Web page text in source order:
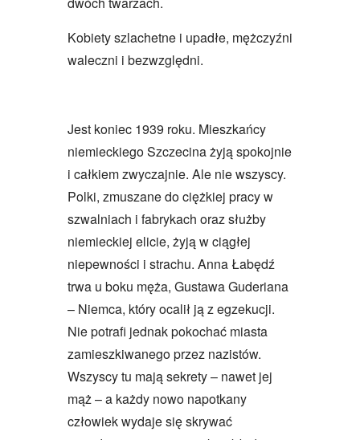
Kobiety szlachetne i upadłe, mężczyźni
waleczni i bezwzględni.
Jest koniec 1939 roku. Mieszkańcy
niemieckiego Szczecina żyją spokojnie
i całkiem zwyczajnie. Ale nie wszyscy.
Polki, zmuszane do ciężkiej pracy w
szwalniach i fabrykach oraz służby
niemieckiej elicie, żyją w ciągłej
niepewności i strachu. Anna Łabędź
trwa u boku męża, Gustawa Guderiana
– Niemca, który ocalił ją z egzekucji.
Nie potrafi jednak pokochać miasta
zamieszkiwanego przez nazistów.
Wszyscy tu mają sekrety – nawet jej
mąż – a każdy nowo napotkany
człowiek wydaje się skrywać